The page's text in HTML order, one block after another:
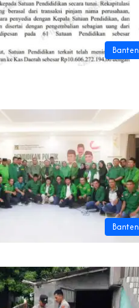
Banten
Banten